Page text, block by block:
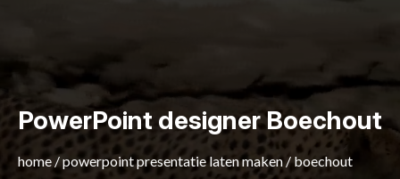
PowerPoint designer Boechout
home /powerpoint presentatie laten maken /boechout